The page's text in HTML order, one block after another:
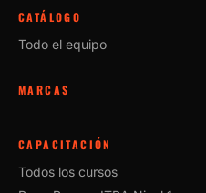
CATÁLOGO
Todo el equipo
MARCAS
CAPACITACIÓN
Todos los cursos